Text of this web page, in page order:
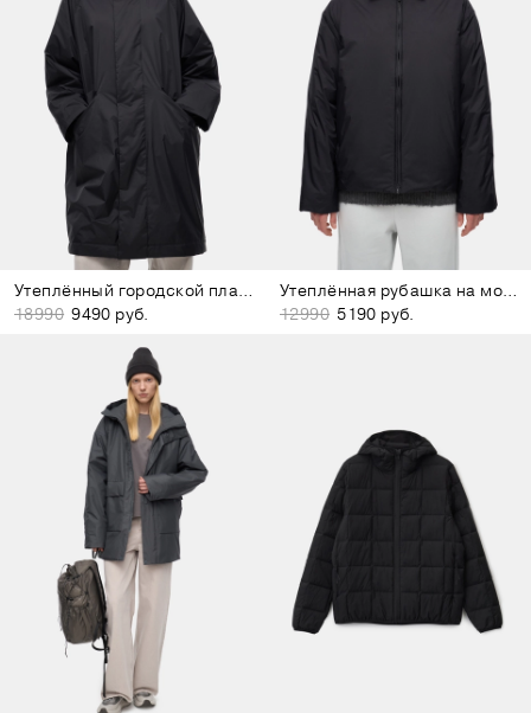
Утеплённый городской плащ чёрный
18990 9490 руб.
Утеплённая рубашка на молнии чёрная
12990 5190 руб.